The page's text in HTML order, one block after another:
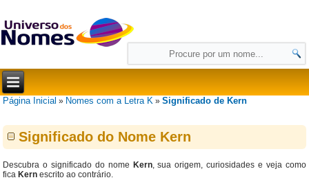
Página Inicial » Nomes com a Letra K »Significado de Kern
Significado do Nome Kern
Descubra o significado do nome Kern, sua origem, curiosidades e veja como
fica Kern escrito ao contrário.